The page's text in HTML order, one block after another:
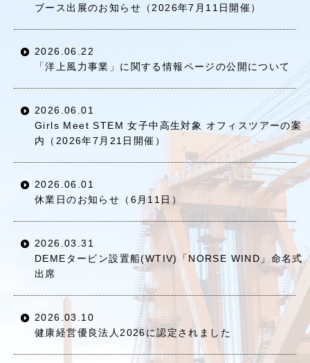
ブース出展のお知らせ（2026年7月11日開催）
2026.06.22
「洋上風力事業」に関する情報ページの公開について
2026.06.01
Girls Meet STEM 女子中高生対象 オフィスツアーの案
内（2026年7月21日開催）
2026.06.01
休業日のお知らせ（6月11日）
2026.03.31
DEMEタービン設置船(WTIV)「NORSE WIND」命名式
出席
2026.03.10
健康経営優良法人2026に認定されました